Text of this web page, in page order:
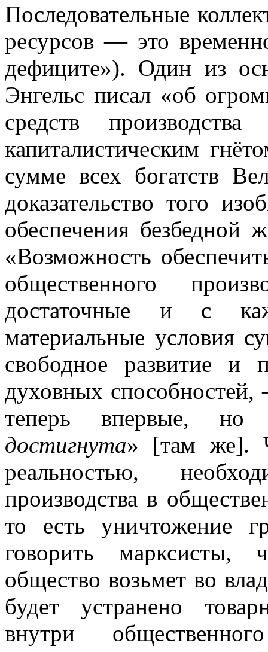
Последовательные
ресурсов — это
дефиците»). Один из
Энгельс писал «об
средств
капиталистическим
сумме всех богатств
доказательство того
обеспечения
«Возможность
общественного
достаточные и с
материальные условия
свободное развитие и
духовных
теперь впервые, но
достигнута» [там же].
реальностью,
производства в
то есть уничтожение
говорить марксисты,
общество возьмет во
будет устранено
внутри